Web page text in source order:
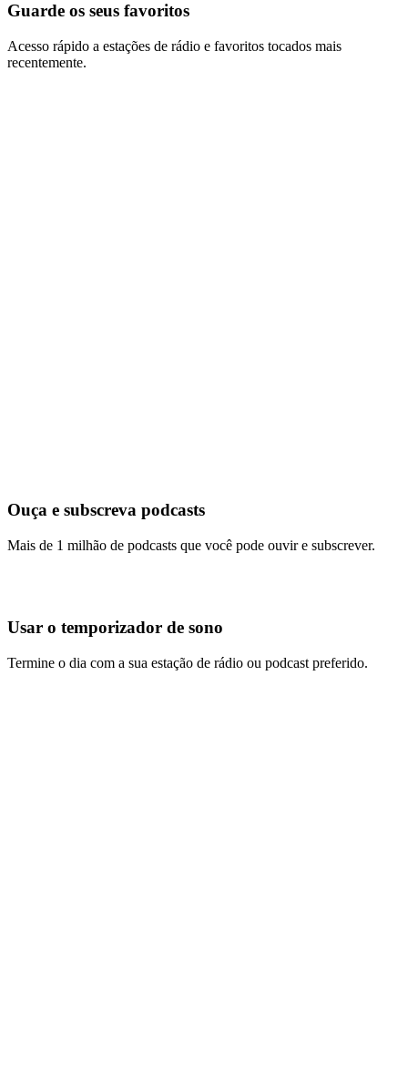
Guarde os seus favoritos
Acesso rápido a estações de rádio e favoritos tocados mais
recentemente.
Ouça e subscreva podcasts
Mais de 1 milhão de podcasts que você pode ouvir e subscrever.
Usar o temporizador de sono
Termine o dia com a sua estação de rádio ou podcast preferido.